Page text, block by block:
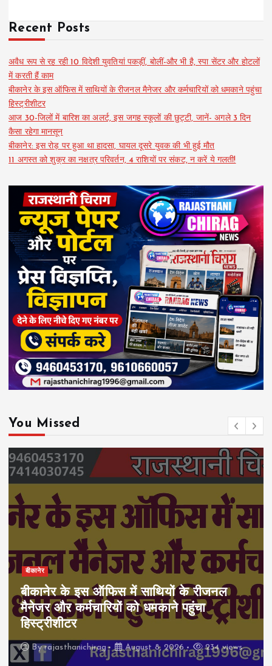
Recent Posts
अवैध रूप से रह रही 10 विदेशी युवतियां पकड़ीं, बोलीं-और भी है, स्पा सेंटर और होटलों
में करती हैं काम
बीकानेर के इस ऑफिस में साथियों के रीजनल मैनेजर और कर्मचारियों को धमकाने पहुंचा
हिस्ट्रीशीटर
आज 30-जिलों में बारिश का अलर्ट, इस जगह स्कूलों की छुट्टी, जानें- अगले 3 दिन
कैसा रहेगा मानसून
बीकानेर: इस रोड़ पर हुआ था हादसा, घायल दूसरे युवक की भी हुई मौत
11 अगस्त को शुक्र का नक्षत्र परिवर्तन, 4 राशियों पर संकट, न करें ये गलती!
You Missed
बीकानेर
बीकानेर के इस ऑफिस में साथियों के रीजनल
मैनेजर और कर्मचारियों को धमकाने पहुंचा
हिस्ट्रीशीटर
Byrajasthanichirag August 8, 2026 234 views